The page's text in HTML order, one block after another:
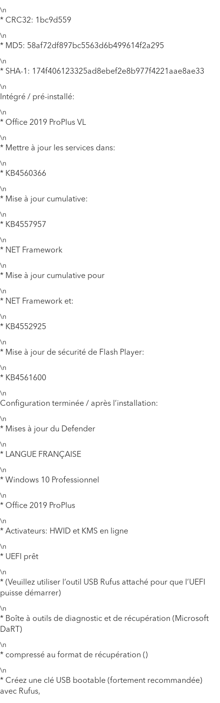
\n
* CRC32: 1bc9d559
\n
* MD5: 58af72df897bc5563d6b499614f2a295
\n
* SHA-1: 174f406123325ad8ebef2e8b977f4221aae8ae33
\n
Intégré / pré-installé:
\n
* Office 2019 ProPlus VL
\n
* Mettre à jour les services dans:
\n
* KB4560366
\n
* Mise à jour cumulative:
\n
* KB4557957
\n
* NET Framework
\n
* Mise à jour cumulative pour
\n
* NET Framework et:
\n
* KB4552925
\n
* Mise à jour de sécurité de Flash Player:
\n
* KB4561600
\n
Configuration terminée / après l’installation:
\n
* Mises à jour du Defender
\n
* LANGUE FRANÇAISE
\n
* Windows 10 Professionnel
\n
* Office 2019 ProPlus
\n
* Activateurs: HWID et KMS en ligne
\n
* UEFI prêt
\n
* (Veuillez utiliser l’outil USB Rufus attaché pour que l’UEFI
puisse démarrer)
\n
* Boîte à outils de diagnostic et de récupération (Microsoft
DaRT)
\n
* compressé au format de récupération ()
\n
* Créez une clé USB bootable (fortement recommandée)
avec Rufus,